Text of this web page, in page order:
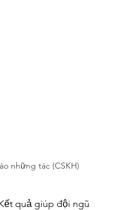
những tác (CSKH)
quả giúp đội ngũ